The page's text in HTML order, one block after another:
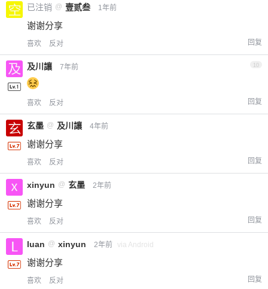
已注销 @ 壹贰叁 1年前
谢谢分享
喜欢 反对 回复
及川讓 7年前 10
喜欢 反对 回复
玄墨 @ 及川讓 4年前
谢谢分享
喜欢 反对 回复
xinyun @ 玄墨 2年前
谢谢分享
喜欢 反对 回复
luan @ xinyun 2年前 via Android
谢谢分享
喜欢 反对 回复